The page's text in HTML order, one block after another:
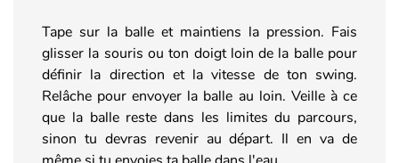
Tape sur la balle et maintiens la pression. Fais
glisser la souris ou ton doigt loin de la balle pour
définir la direction et la vitesse de ton swing.
Relâche pour envoyer la balle au loin. Veille à ce
que la balle reste dans les limites du parcours,
sinon tu devras revenir au départ. Il en va de